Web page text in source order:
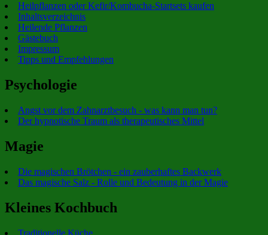
Heilpflanzen oder Kefir/Kombucha-Startsets kaufen
Inhaltsverzeichnis
Heilende Pflanzen
Gästebuch
Impressum
Tipps und Empfehlungen
Psychologie
Angst vor dem Zahnarztbesuch - was kann man tun?
Der hypnotische Traum als therapeutisches Mittel
Magie
Die magischen Brötchen - ein zauberhaftes Backwerk
Das magische Salz - Rolle und Bedeutung in der Magie
Kleines Kochbuch
Traditionelle Küche